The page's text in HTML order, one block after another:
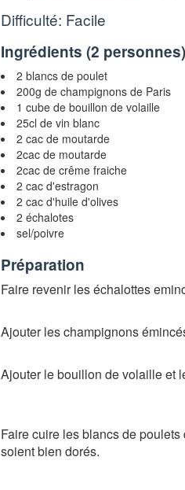
Difficulté: Facile
Ingrédients (2 personnes)
2 blancs de poulet
200g de champignons de Paris
1 cube de bouillon de volaille
25cl de vin blanc
2 cac de moutarde
2cac de moutarde
2cac de crême fraiche
2 cac d'estragon
2 cac d'huile d'olives
2 échalotes
sel/poivre
Préparation
Faire revenir les échalottes
Ajouter les champignons
Ajouter le bouillon de volaille et
Faire cuire les blancs de
soient bien dorés.